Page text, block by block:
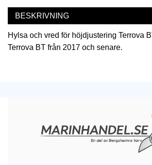
BESKRIVNING
Hylsa och vred för höjdjustering Terrova
Terrova BT från 2017 och senare.